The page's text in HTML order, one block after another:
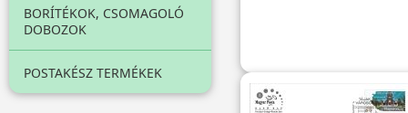
BORÍTÉKOK, CSOMAGOLÓ
DOBOZOK
POSTAKÉSZ TERMÉKEK